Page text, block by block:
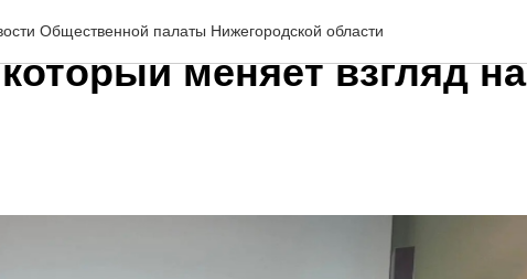
Общественной палаты Нижегородской области
«Я рядом» —
меняет взгляд на